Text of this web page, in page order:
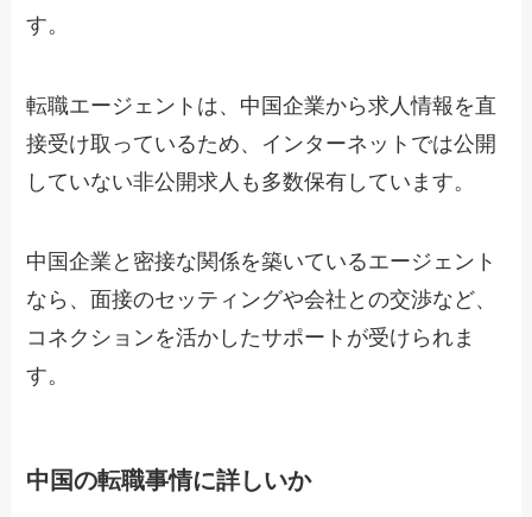
す。
転職エージェントは、中国企業から求人情報を直
接受け取っているため、インターネットでは公開
していない非公開求人も多数保有しています。
中国企業と密接な関係を築いているエージェント
なら、面接のセッティングや会社との交渉など、
コネクションを活かしたサポートが受けられま
す。
中国の転職事情に詳しいか